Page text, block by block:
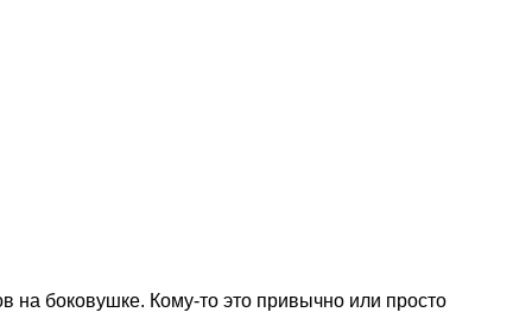
на боковушке. Кому-то это привычно или просто